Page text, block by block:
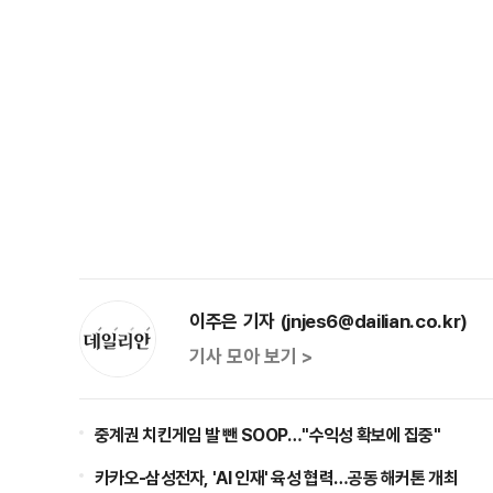
이주은 기자 (jnjes6@dailian.co.kr)
기사 모아 보기 >
중계권 치킨게임 발 뺀 SOOP…"수익성 확보에 집중"
카카오-삼성전자, 'AI 인재' 육성 협력…공동 해커톤 개최